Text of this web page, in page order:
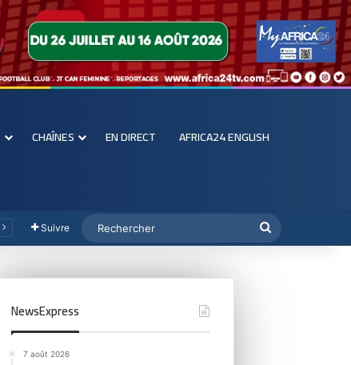
CHAÎNES EN DIRECT AFRICA24 ENGLISH
Suivre
NewsExpress
7 août 2026